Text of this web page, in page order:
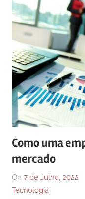
Como uma
mercado
On 7 de Julho, 2022
Tecnologia